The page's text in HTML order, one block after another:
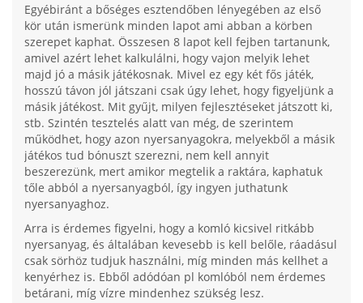
Egyébiránt a bőséges esztendőben lényegében az első
kör után ismerünk minden lapot ami abban a körben
szerepet kaphat. Összesen 8 lapot kell fejben tartanunk,
amivel azért lehet kalkulálni, hogy vajon melyik lehet
majd jó a másik játékosnak. Mivel ez egy két fős játék,
hosszú távon jól játszani csak úgy lehet, hogy figyeljünk a
másik játékost. Mit gyűjt, milyen fejlesztéseket játszott ki,
stb. Szintén tesztelés alatt van még, de szerintem
működhet, hogy azon nyersanyagokra, melyekből a másik
játékos tud bónuszt szerezni, nem kell annyit
beszerezünk, mert amikor megtelik a raktára, kaphatuk
tőle abból a nyersanyagból, így ingyen juthatunk
nyersanyaghoz.
Arra is érdemes figyelni, hogy a komló kicsivel ritkább
nyersanyag, és általában kevesebb is kell belőle, ráadásul
csak sörhöz tudjuk használni, míg minden más kellhet a
kenyérhez is. Ebből adódóan pl komlóból nem érdemes
betárani, míg vízre mindenhez szükség lesz.